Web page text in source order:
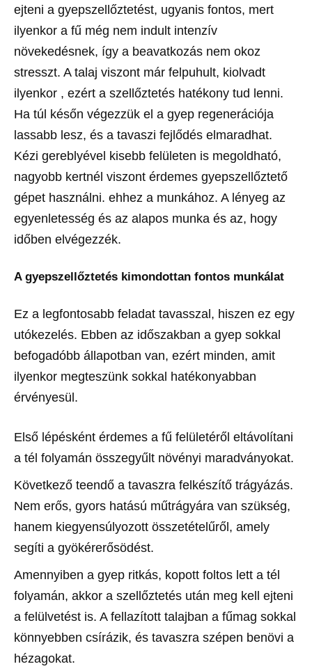
ejteni a gyepszellőztetést, ugyanis fontos, mert
ilyenkor a fű még nem indult intenzív
növekedésnek, így a beavatkozás nem okoz
stresszt. A talaj viszont már felpuhult, kiolvadt
ilyenkor , ezért a szellőztetés hatékony tud lenni.
Ha túl későn végezzük el a gyep regenerációja
lassabb lesz, és a tavaszi fejlődés elmaradhat.
Kézi gereblyével kisebb felületen is megoldható,
nagyobb kertnél viszont érdemes gyepszellőztető
gépet használni. ehhez a munkához. A lényeg az
egyenletesség és az alapos munka és az, hogy
időben elvégezzék.
A gyepszellőztetés kimondottan fontos munkálat
Ez a legfontosabb feladat tavasszal, hiszen ez egy
utókezelés. Ebben az időszakban a gyep sokkal
befogadóbb állapotban van, ezért minden, amit
ilyenkor megteszünk sokkal hatékonyabban
érvényesül.
Első lépésként érdemes a fű felületéről eltávolítani
a tél folyamán összegyűlt növényi maradványokat.
Következő teendő a tavaszra felkészítő trágyázás.
Nem erős, gyors hatású műtrágyára van szükség,
hanem kiegyensúlyozott összetételűről, amely
segíti a gyökérerősödést.
Amennyiben a gyep ritkás, kopott foltos lett a tél
folyamán, akkor a szellőztetés után meg kell ejteni
a felülvetést is. A fellazított talajban a fűmag sokkal
könnyebben csírázik, és tavaszra szépen benövi a
hézagokat.